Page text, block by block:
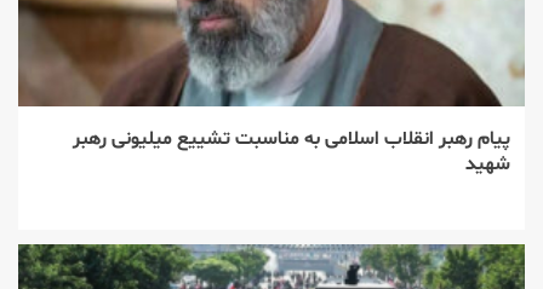
پیام رهبر انقلاب اسلامی به مناسبت تشییع میلیونی رهبر
شهید